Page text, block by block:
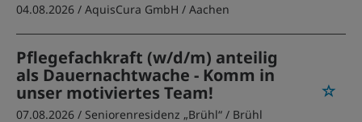
04.08.2026 / AquisCura GmbH / Aachen
Pflegefachkraft (w/d/m) anteilig
als Dauernachtwache - Komm in
unser motiviertes Team!
07.08.2026 / Seniorenresidenz „Brühl“ / Brühl